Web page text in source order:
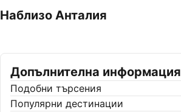
Наблизо Анталия
Допълнителна информация
Подобни търсения
Популярни дестинации